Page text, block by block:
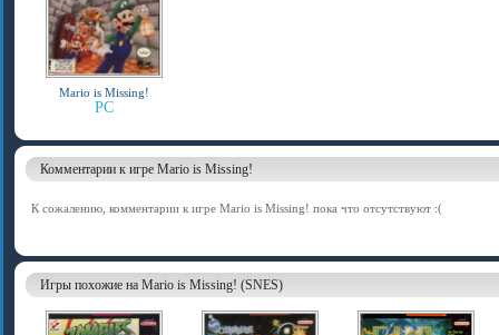
Mario is Missing!
PC
Комментарии к игре Mario is Missing!
К сожалению, комментарии к игре Mario is Missing! пока что отсутствуют :(
Игры похожие на Mario is Missing! (SNES)